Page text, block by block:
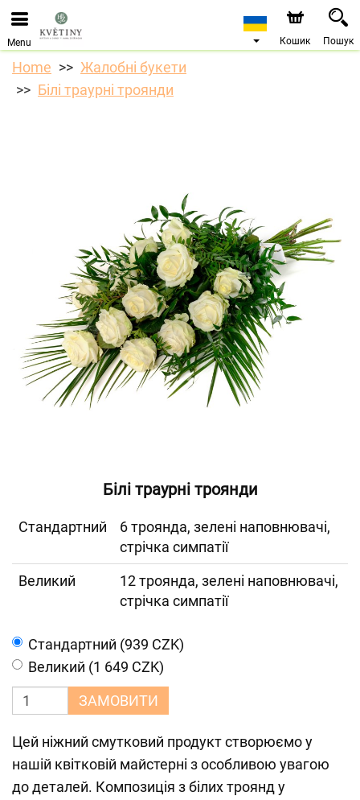
Ми приймаємо замовлення через наш інтернет-
магазин. Найближча можлива дата доставки —
10.08.2026 у зв’язку з відпусткою.
Menu Кошик Пошук
Home
Жалобні букети
Білі траурні троянди
Білі траурні троянди
Cтандартний
6 троянда, зелені наповнювачі,
стрічка симпатії
Великий
12 троянда, зелені наповнювачі,
стрічка симпатії
Cтандартний (939 CZK)
Великий (1 649 CZK)
ЗАМОВИТИ
Цей ніжний смутковий продукт створюємо у
нашій квітковій майстерні з особливою увагою
до деталей. Композиція з білих троянд у